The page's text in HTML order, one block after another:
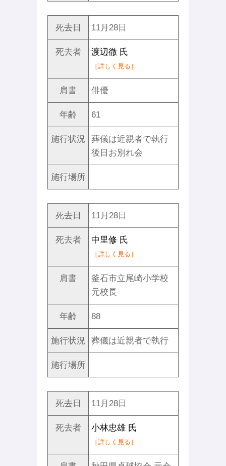
死去日 11月28日
死去者 渡辺徹 氏
［詳しく見る］
肩書 俳優
年齢 61
施行状況
葬儀は近親者で執行
後日お別れ会
施行場所
死去日 11月28日
死去者 中里修 氏
［詳しく見る］
肩書
釜石市立尾崎小学校
元校長
年齢 88
施行状況 葬儀は近親者で執行
施行場所
死去日 11月28日
死去者 小林忠雄 氏
［詳しく見る］